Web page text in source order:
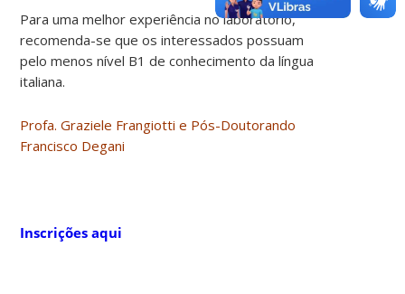
Para uma melhor experiência no laboratório,
recomenda-se que os interessados possuam
pelo menos nível B1 de conhecimento da língua
italiana.
Profa. Graziele Frangiotti e Pós-Doutorando
Francisco Degani
Inscrições aqui